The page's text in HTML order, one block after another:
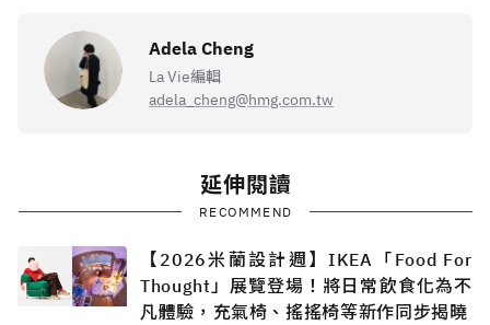
Adela Cheng
La Vie編輯
adela_cheng@hmg.com.tw
延伸閱讀
RECOMMEND
【2026米蘭設計週】IKEA「Food For
Thought」展覽登場！將日常飲食化為不
凡體驗，充氣椅、搖搖椅等新作同步揭曉